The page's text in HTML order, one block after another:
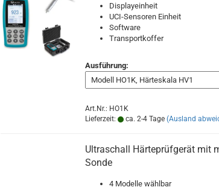
Displayeinheit
UCI-Sensoren Einheit
Software
Transportkoffer
Ausführung:
Art.Nr.: HO1K
Lieferzeit:
ca. 2-4 Tage (Ausland
Ultraschall Härteprüfgerät mit
Sonde
4 Modelle wählbar